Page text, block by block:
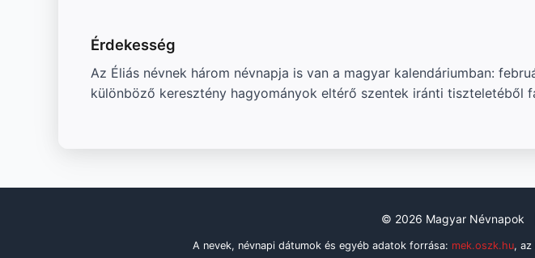
Érdekesség
Az Éliás névnek három névnapja is van a magyar kalendáriumban:
különböző keresztény hagyományok eltérő szentek iránti tiszteletéből
© 2026 Magyar Névnapok
A nevek, névnapi dátumok és egyéb adatok forrása: mek.oszk.hu, az